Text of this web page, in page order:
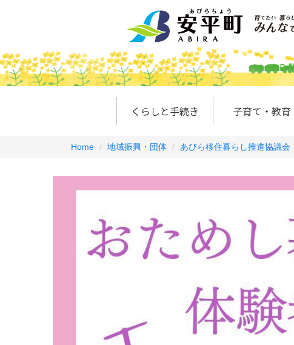
くらしと手続き 子育て・教育
Home 地域振興・団体 あびら移住暮らし推進協議会